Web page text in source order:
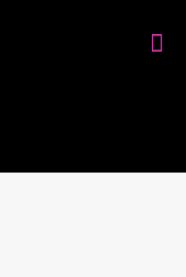
& PORTUGAL ⚠️